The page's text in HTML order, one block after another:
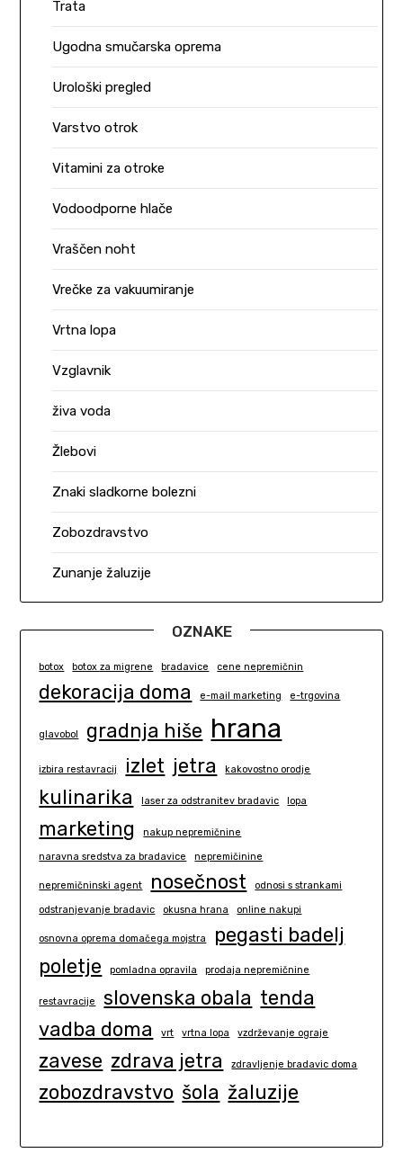
Trata
Ugodna smučarska oprema
Urološki pregled
Varstvo otrok
Vitamini za otroke
Vodoodporne hlače
Vraščen noht
Vrečke za vakuumiranje
Vrtna lopa
Vzglavnik
živa voda
Žlebovi
Znaki sladkorne bolezni
Zobozdravstvo
Zunanje žaluzije
OZNAKE
botox botox za migrene bradavice cene nepremičnin
dekoracija doma e-mail marketing e-trgovina
glavobol gradnja hiše hrana
izbira restavracij izlet jetra kakovostno orodje
kulinarika laser za odstranitev bradavic lopa
marketing nakup nepremičnine
naravna sredstva za bradavice nepremičinine
nepremičninski agent nosečnost odnosi s strankami
odstranjevanje bradavic okusna hrana online nakupi
osnovna oprema domačega mojstra
pegasti badelj
poletje
pomladna opravila prodaja nepremičnine
restavracije slovenska obala tenda
vadba doma
vrt vrtna lopa vzdrževanje ograje
zavese zdrava jetra zdravljenje bradavic doma
zobozdravstvo šola žaluzije